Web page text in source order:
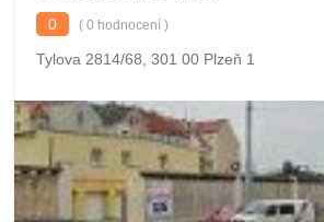
0
( 0 hodnocení )
Tylova 2814/68, 301 00 Plzeň 1